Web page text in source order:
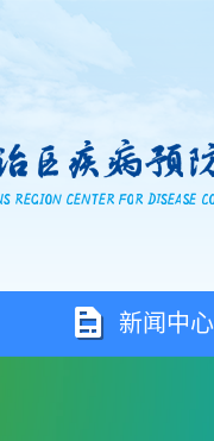
新闻中心